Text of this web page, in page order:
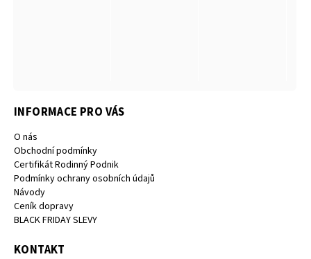
INFORMACE PRO VÁS
O nás
Obchodní podmínky
Certifikát Rodinný Podnik
Podmínky ochrany osobních údajů
Návody
Ceník dopravy
BLACK FRIDAY SLEVY
KONTAKT